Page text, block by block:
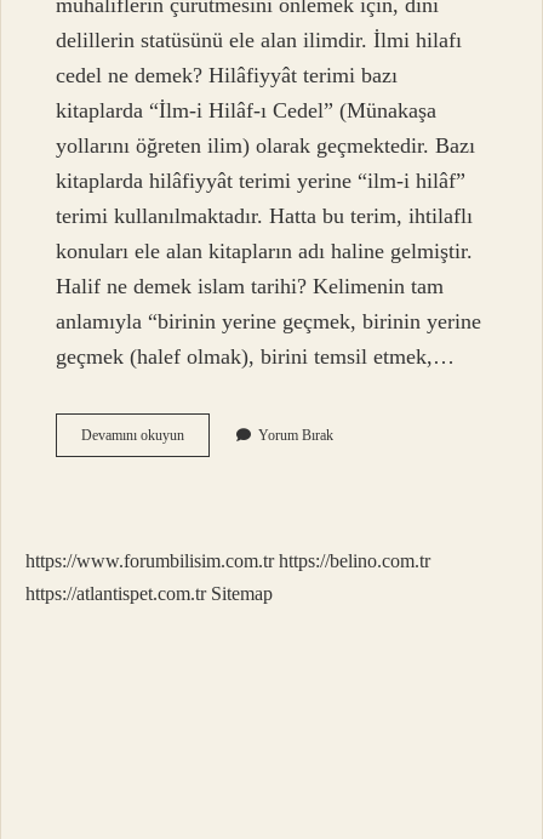
muhaliflerin çürütmesini önlemek için, dinî
delillerin statüsünü ele alan ilimdir. İlmi hilafı
cedel ne demek? Hilâfiyyât terimi bazı
kitaplarda “İlm-i Hilâf-ı Cedel” (Münakaşa
yollarını öğreten ilim) olarak geçmektedir. Bazı
kitaplarda hilâfiyyât terimi yerine “ilm-i hilâf”
terimi kullanılmaktadır. Hatta bu terim, ihtilaflı
konuları ele alan kitapların adı haline gelmiştir.
Halif ne demek islam tarihi? Kelimenin tam
anlamıyla “birinin yerine geçmek, birinin yerine
geçmek (halef olmak), birini temsil etmek,…
Devamını okuyunHilâf
Ne
Yorum Bırak
https://www.forumbilisim.com.tr https://belino.com.tr
https://atlantispet.com.tr Sitemap